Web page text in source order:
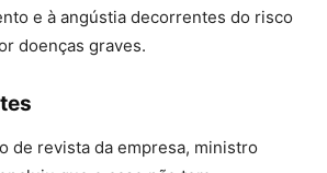
e à angústia decorrentes do risco
doenças graves.
de revista da empresa, ministro